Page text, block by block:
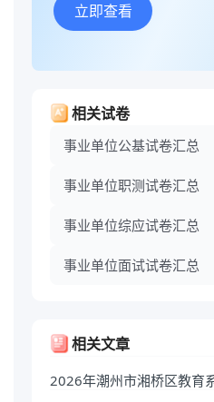
立即查看
相关试卷
事业单位公基试卷汇总
事业单位职测试卷汇总
事业单位综应试卷汇总
事业单位面试试卷汇总
相关文章
2026年潮州市湘桥区教育